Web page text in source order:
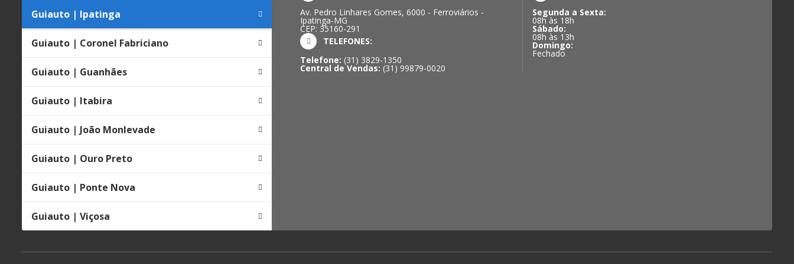
Guiauto | Ipatinga
Guiauto | Coronel Fabriciano
Guiauto | Guanhães
Guiauto | Itabira
Guiauto | João Monlevade
Guiauto | Ouro Preto
Guiauto | Ponte Nova
Guiauto | Viçosa
Av. Pedro Linhares Gomes, 6000 - Ferroviários -
Ipatinga-MG
CEP: 35160-291
TELEFONES:
Telefone: (31) 3829-1350
Central de Vendas: (31) 99879-0020
Segunda a Sexta:
08h às 18h
Sábado:
08h às 13h
Domingo:
Fechado